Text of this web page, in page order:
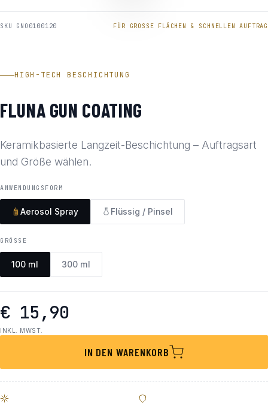
SKU GNO0100120 FÜR GROSSE FLÄCHEN & SCHNELLEN AUFTRAG
HIGH-TECH BESCHICHTUNG
FLUNA GUN COATING
Keramikbasierte Langzeit-Beschichtung – Auftragsart
und Größe wählen.
ANWENDUNGSFORM
Aerosol Spray Flüssig / Pinsel
GRÖSSE
100 ml 300 ml
€ 15,90
INKL. MWST.
IN DEN WARENKORB